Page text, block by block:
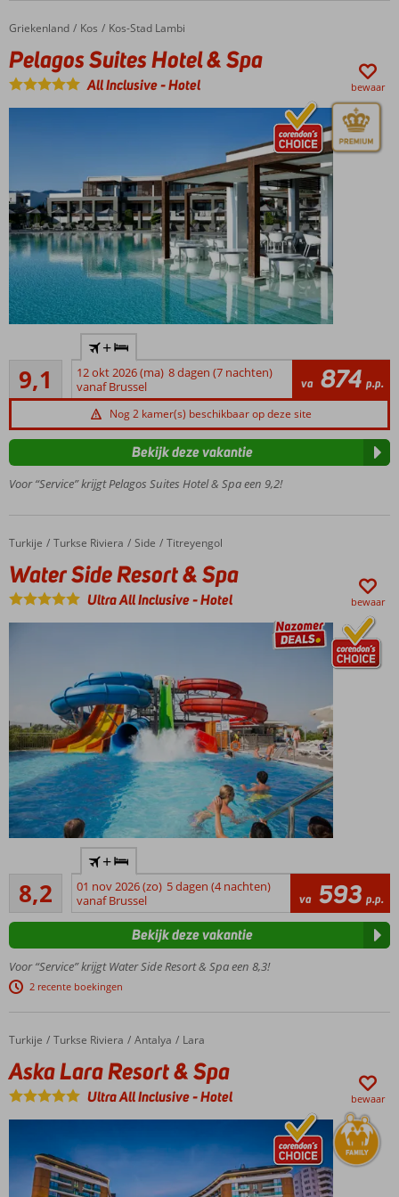
Hotel of
the year
award
Home
Griekenland Kos Kos-Stad Lambi
Pelagos Suites Hotel & Spa
Pelagos Suites Hotel & Spa
All Inclusive-Hotel bewaar
privégedeelte
op het strand
moderne
suites en
villa's
Uitstekende
en à-la-
carte
place to
be voor
absolute
aanrader
9,1Uitstekend
471
beoordelingen
+
12 okt 2026 (ma) 8 dagen (7 nachten)
vanaf Brussel
va 874 p.p.
Nog 2 kamer(s) beschikbaar op deze site
Voor “Service” krijgt Pelagos Suites Hotel & Spa een 9,2!
Bekijk deze vakantie
Home
Turkije Turkse Riviera Side Titreyengol
Water Side Resort & Spa
Water Side Resort & Spa
Ultra All Inclusive-Hotel bewaar
Zwembad
glijbanen
4
restaurants
Prachtig 5-
sterrenhotel
250 m.
8,2
Zeer goed
94
beoordelingen
+
01 nov 2026 (zo) 5 dagen (4 nachten)
vanaf Brussel
va 593 p.p.
Voor “Service” krijgt Water Side Resort & Spa een 8,3!
2 recente boekingen
Bekijk deze vakantie
Home
Turkije Turkse Riviera Antalya Lara
Aska Lara Resort & Spa
Aska Lara Resort & Spa
Ultra All Inclusive-Hotel bewaar